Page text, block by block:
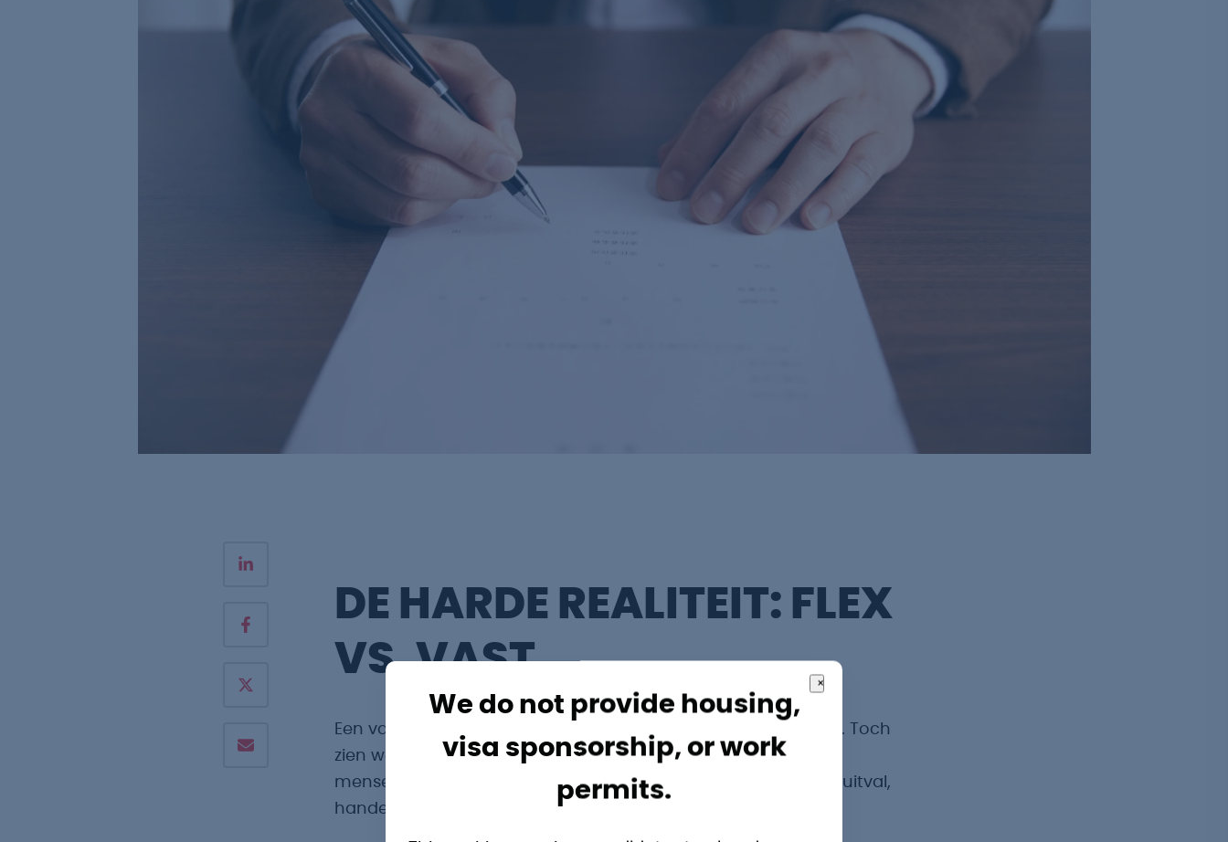
×
We do not provide housing,
visa sponsorship, or work
permits.
DE HARDE REALITEIT: FLEX
VS. VAST
Een vast contract is geen gunst; het is een strategische keuze. Toch
zien we in de praktijk dat bedrijven soms te snel, uit angst om
mensen te verliezen, of juist te traag, uit angst voor kosten bij uitval,
handelen.